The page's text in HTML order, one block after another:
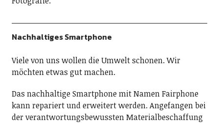
Nachhaltiges Smartphone
Viele von uns wollen die Umwelt schonen. Wir
möchten etwas gut machen.
Das nachhaltige Smartphone mit Namen Fairphone
kann repariert und erweitert werden. Angefangen bei
der verantwortungsbewussten Materialbeschaffung